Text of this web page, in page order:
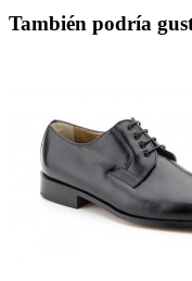
También podría